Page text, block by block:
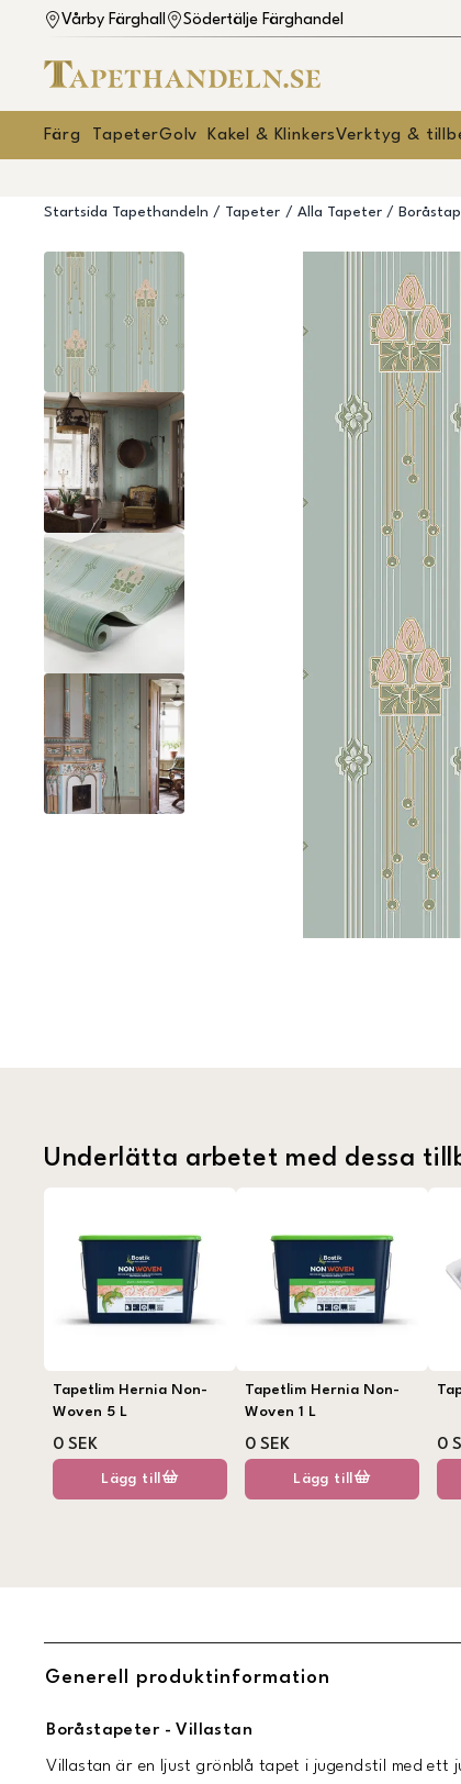
Vårby Färghall Södertälje Färghandel
Färg TapeterGolv Kakel & KlinkersVerktyg &
Startsida Tapethandeln Tapeter Alla Tapeter
Underlätta arbetet med dessa
Tapetlim Hernia Non-
Woven 5 L
0 SEK
Lägg till
Tapetlim Hernia Non-
Woven 1 L
0 SEK
Lägg till
0
Generell produktinformation
Boråstapeter - Villastan
Villastan är en ljust grönblå tapet i jugendstil med ett